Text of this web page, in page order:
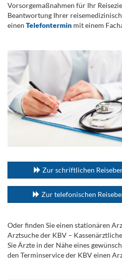
Vorsorgemaßnahmen für Ihr
Beantwortung Ihrer
einen Telefontermin mit einem
Zur schriftlichen
Zur telefonischen
Oder finden Sie einen stationären
Arztsuche der KBV –
Sie Ärzte in der Nähe eines
den Terminservice der KBV einen